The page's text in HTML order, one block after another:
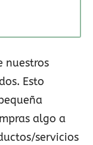
nuestros
Esto
algo a
servicios